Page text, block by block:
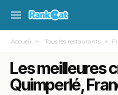
Accueil Tous les restaurants
Les meilleures
Quimperlé,